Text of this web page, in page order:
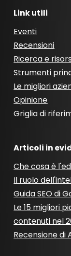
Link utili
Eventi
Recensioni
Ricerca e
Strumenti
Le migliori
Opinione
Griglia di
Articoli in
Che cosa è
Il ruolo
Guida SEO di
Le 15 migliori
contenuti nel
Recensione di